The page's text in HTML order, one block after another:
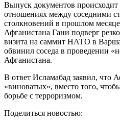
Выпуск документов
отношениях между соседними
столкновений в прошлом
Афганистана Гани подверг
визита на саммит НАТО в
обвинил соседа в проведении
Афганистана.
В ответ Исламабад заявил, что
«виноватых», вместо того,
борьбе с терроризмом.
Поделиться новостью: